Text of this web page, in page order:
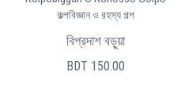
কল্পবিজ্ঞান ও রহস্য গল্প
বিপ্রদাশ বড়ুয়া
BDT 150.00